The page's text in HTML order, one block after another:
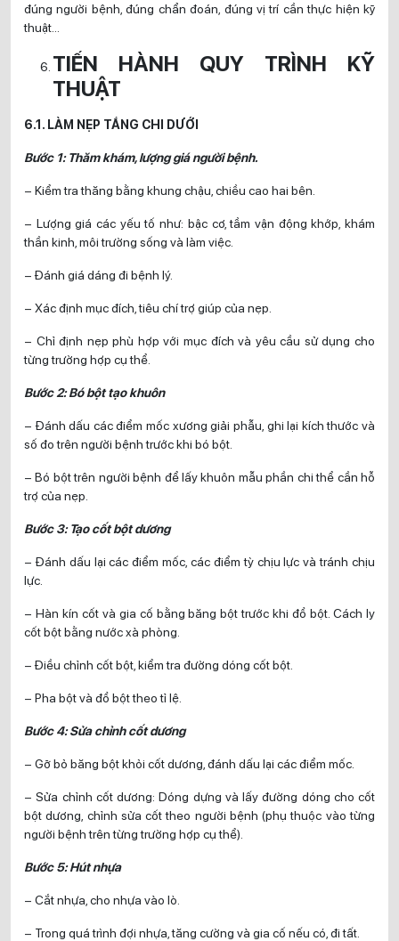
đúng người bệnh, đúng chẩn đoán, đúng vị trí cần thực hiện kỹ
thuật…
TIẾN HÀNH QUY TRÌNH KỸ
THUẬT
6.1. LÀM NẸP TẦNG CHI DƯỚI
Bước 1: Thăm khám, lượng giá người bệnh.
– Kiểm tra thăng bằng khung chậu, chiều cao hai bên.
– Lượng giá các yếu tố như: bậc cơ, tầm vận động khớp, khám
thần kinh, môi trường sống và làm việc.
– Đánh giá dáng đi bệnh lý.
– Xác định mục đích, tiêu chí trợ giúp của nẹp.
– Chỉ định nẹp phù hợp với mục đích và yêu cầu sử dụng cho
từng trường hợp cụ thể.
Bước 2: Bó bột tạo khuôn
– Đánh dấu các điểm mốc xương giải phẫu, ghi lại kích thước và
số đo trên người bệnh trước khi bó bột.
– Bó bột trên người bệnh để lấy khuôn mẫu phần chi thể cần hỗ
trợ của nẹp.
Bước 3: Tạo cốt bột dương
– Đánh dấu lại các điểm mốc, các điểm tỳ chịu lực và tránh chịu
lực.
– Hàn kín cốt và gia cố bằng băng bột trước khi đổ bột. Cách ly
cốt bột bằng nước xà phòng.
– Điều chỉnh cốt bột, kiểm tra đường dóng cốt bột.
– Pha bột và đổ bột theo tỉ lệ.
Bước 4: Sửa chỉnh cốt dương
– Gỡ bỏ băng bột khỏi cốt dương, đánh dấu lại các điểm mốc.
– Sửa chỉnh cốt dương: Dóng dựng và lấy đường dóng cho cốt
bột dương, chỉnh sửa cốt theo người bệnh (phụ thuộc vào từng
người bệnh trên từng trường hợp cụ thể).
Bước 5: Hút nhựa
– Cắt nhựa, cho nhựa vào lò.
– Trong quá trình đợi nhựa, tăng cường và gia cố nếu có, đi tất.